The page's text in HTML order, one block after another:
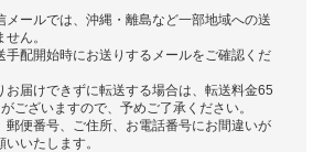
ールでは、沖縄・離島など一部地域への送
ん。
配開始時にお送りするメールをご確認くだ
届けできずに転送する場合は、転送料金65
ございますので、予めご了承ください。
便番号、ご住所、お電話番号にお間違いが
いたします。